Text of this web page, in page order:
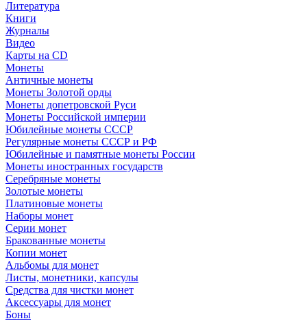
Литература
Книги
Журналы
Видео
Карты на CD
Монеты
Античные монеты
Монеты Золотой орды
Монеты допетровской Руси
Монеты Российской империи
Юбилейные монеты СССР
Регулярные монеты СССР и РФ
Юбилейные и памятные монеты России
Монеты иностранных государств
Серебряные монеты
Золотые монеты
Платиновые монеты
Наборы монет
Серии монет
Бракованные монеты
Копии монет
Альбомы для монет
Листы, монетники, капсулы
Средства для чистки монет
Аксессуары для монет
Боны